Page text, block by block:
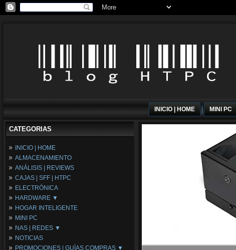
INICIO | HOME MINI PC
CATEGORIAS
INICIO | HOME
ALMACENAMIENTO
ANÁLISIS | REVIEWS
CAJAS | SFF | HTPC
ELECTRÓNICA
HARDWARE ▼
Fuentes de Alimentación
Memória RAM
Placas Base
Procesadores
Periféricos
HOGAR INTELIGENTE
MINI PC
NAS | REDES ▼
NAS
Espacio Synology
NOTICIAS
PROMOCIONES | GUÍAS COMPRAS ▼